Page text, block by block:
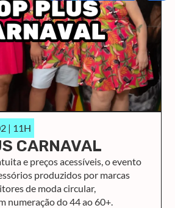
| 11H
CARNAVAL
e preços acessíveis, o evento
produzidos por marcas
de moda circular,
numeração do 44 ao 60+.